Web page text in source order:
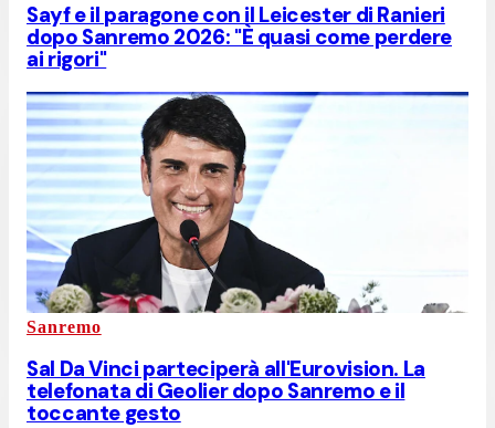
Sayf e il paragone con il Leicester di Ranieri
dopo Sanremo 2026: "È quasi come perdere
ai rigori"
Sanremo
Sal Da Vinci parteciperà all'Eurovision. La
telefonata di Geolier dopo Sanremo e il
toccante gesto